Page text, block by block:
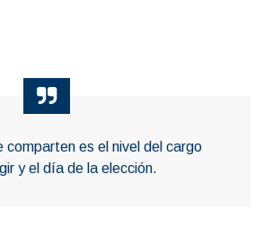
comparten es el nivel del cargo
y el día de la elección.